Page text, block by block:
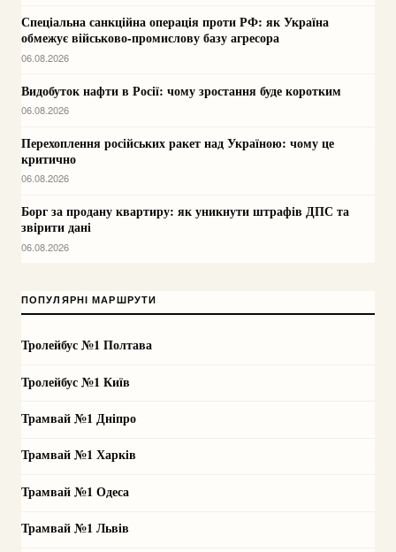
Спеціальна санкційна операція проти РФ: як Україна
обмежує військово-промислову базу агресора
06.08.2026
Видобуток нафти в Росії: чому зростання буде коротким
06.08.2026
Перехоплення російських ракет над Україною: чому це
критично
06.08.2026
Борг за продану квартиру: як уникнути штрафів ДПС та
звірити дані
06.08.2026
ПОПУЛЯРНІ МАРШРУТИ
Тролейбус №1 Полтава
Тролейбус №1 Київ
Трамвай №1 Дніпро
Трамвай №1 Харків
Трамвай №1 Одеса
Трамвай №1 Львів